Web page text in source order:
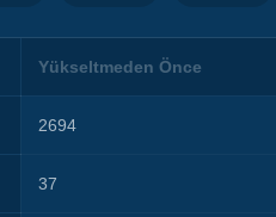
Yükseltmeden Önce
2694
37